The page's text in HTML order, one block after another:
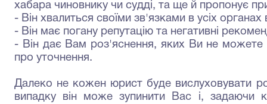
хабара чиновнику чи судді, та ще й пропонує
- Він хвалиться своїми зв'язками в усіх органах
- Він має погану репутацію та негативні
- Він дає Вам роз'яснення, яких Ви не можете
про уточнення.
Далеко не кожен юрист буде вислуховувати
випадку він може зупинити Вас і, задаючи